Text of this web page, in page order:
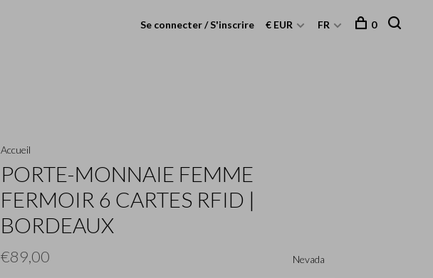
Se connecter / S'inscrire € EUR FR 0
Accueil
PORTE-MONNAIE FEMME
FERMOIR 6 CARTES RFID |
BORDEAUX
€89,00 Nevada